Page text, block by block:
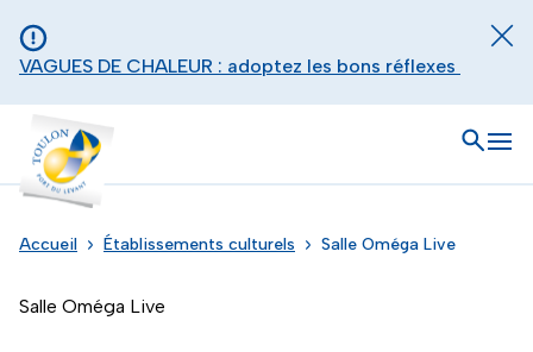
VAGUES DE CHALEUR : adoptez les bons réflexes
Toulon - Port du levant, retour à l'accueil
Ouvrir
Accueil Établissements culturels Salle Oméga Live
Salle Oméga Live